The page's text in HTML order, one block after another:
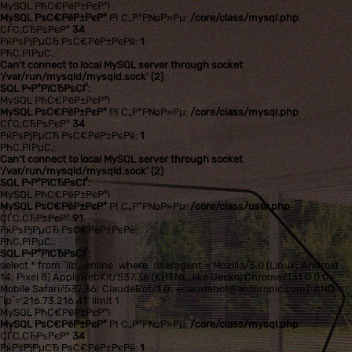
MySQL РћС€РёР±РєР°!
MySQL РѕС€РёР±РєР° РІ С„Р°Р№Р»Рµ: /core/class/mysql.php
СЃС‚СЂРѕРєР° 34
РќРѕРјРµСЂ РѕС€РёР±РєРё: 1
РћС‚РІРµС‚:
Can't connect to local MySQL server through socket
'/var/run/mysqld/mysqld.sock' (2)
SQL Р·Р°РїСЂРѕСЃ:
MySQL РћС€РёР±РєР°!
MySQL РѕС€РёР±РєР° РІ С„Р°Р№Р»Рµ: /core/class/mysql.php
СЃС‚СЂРѕРєР° 34
РќРѕРјРµСЂ РѕС€РёР±РєРё: 1
РћС‚РІРµС‚:
Can't connect to local MySQL server through socket
'/var/run/mysqld/mysqld.sock' (2)
SQL Р·Р°РїСЂРѕСЃ:
MySQL РћС€РёР±РєР°!
MySQL РѕС€РёР±РєР° РІ С„Р°Р№Р»Рµ: /core/class/user.php
СЃС‚СЂРѕРєР° 91
РќРѕРјРµСЂ РѕС€РёР±РєРё:
РћС‚РІРµС‚:
SQL Р·Р°РїСЂРѕСЃ:
select * from `lib_online` where `useragent`='Mozilla/5.0 (Linux; Android
14; Pixel 8) AppleWebKit/537.36 (KHTML, like Gecko) Chrome/131.0.0.0
Mobile Safari/537.36; ClaudeBot/1.0; +claudebot@anthropic.com)' AND
`ip`='216.73.216.41' limit 1
MySQL РћС€РёР±РєР°!
MySQL РѕС€РёР±РєР° РІ С„Р°Р№Р»Рµ:/core/class/mysql.php
СЃС‚СЂРѕРєР°34
РќРѕРјРµСЂ РѕС€РёР±РєРё: 1